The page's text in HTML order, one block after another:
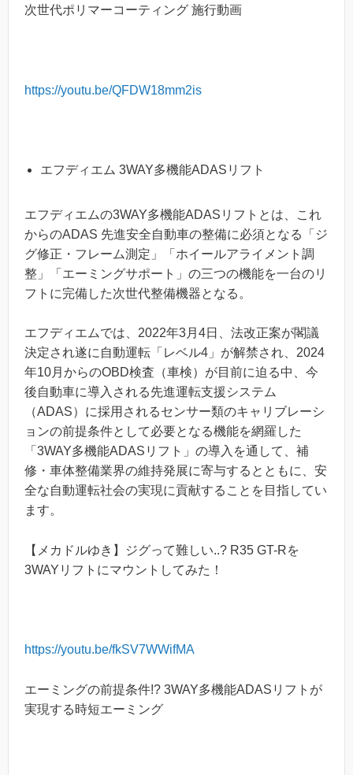
次世代ポリマーコーティング 施行動画
https://youtu.be/QFDW18mm2is
エフディエム 3WAY多機能ADASリフト
エフディエムの3WAY多機能ADASリフトとは、これ
からのADAS 先進安全自動車の整備に必須となる「ジ
グ修正・フレーム測定」「ホイールアライメント調
整」「エーミングサポート」の三つの機能を一台のリ
フトに完備した次世代整備機器となる。
エフディエムでは、2022年3月4日、法改正案が閣議
決定され遂に自動運転「レベル4」が解禁され、2024
年10月からのOBD検査（車検）が目前に迫る中、今
後自動車に導入される先進運転支援システム
（ADAS）に採用されるセンサー類のキャリブレーシ
ョンの前提条件として必要となる機能を網羅した
「3WAY多機能ADASリフト」の導入を通して、補
修・車体整備業界の維持発展に寄与するとともに、安
全な自動運転社会の実現に貢献することを目指してい
ます。
【メカドルゆき】ジグって難しい..? R35 GT-Rを
3WAYリフトにマウントしてみた！
https://youtu.be/fkSV7WWifMA
エーミングの前提条件!? 3WAY多機能ADASリフトが
実現する時短エーミング